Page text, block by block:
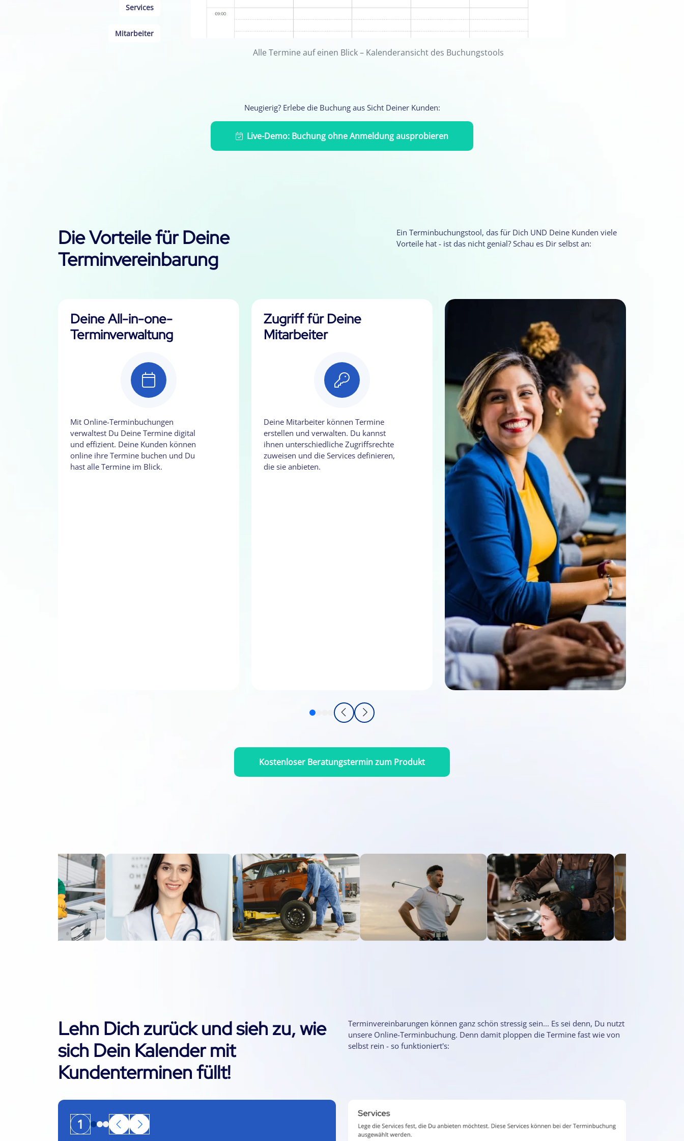
Services
Mitarbeiter
Alle Termine auf einen Blick – Kalenderansicht des Buchungstools
Neugierig? Erlebe die Buchung aus Sicht Deiner Kunden:
Live-Demo: Buchung ohne Anmeldung ausprobieren
Die Vorteile für Deine
Terminvereinbarung
Ein Terminbuchungstool, das für Dich UND Deine Kunden viele
Vorteile hat - ist das nicht genial? Schau es Dir selbst an:
Deine All-in-one-
Terminverwaltung
Mit Online-Terminbuchungen
verwaltest Du Deine Termine digital
und effizient. Deine Kunden können
online ihre Termine buchen und Du
hast alle Termine im Blick.
Zugriff für Deine
Mitarbeiter
Deine Mitarbeiter können Termine
erstellen und verwalten. Du kannst
ihnen unterschiedliche Zugriffsrechte
zuweisen und die Services definieren,
die sie anbieten.
Kostenloser Beratungstermin zum Produkt
Lehn Dich zurück und sieh zu, wie
sich Dein Kalender mit
Kundenterminen füllt!
Terminvereinbarungen können ganz schön stressig sein... Es sei denn, Du nutzt
unsere Online-Terminbuchung. Denn damit ploppen die Termine fast wie von
selbst rein - so funktioniert's:
1